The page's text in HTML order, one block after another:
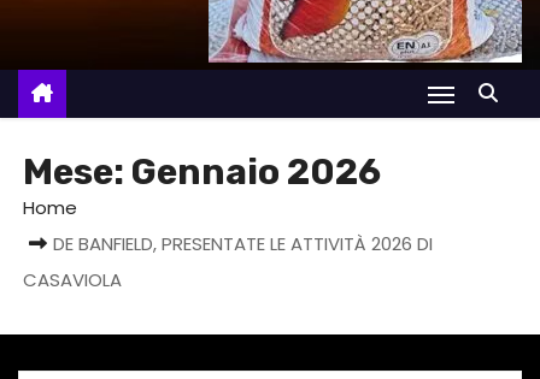
Mese: Gennaio 2026
Home
DE BANFIELD, PRESENTATE LE ATTIVITÀ 2026 DI
CASAVIOLA